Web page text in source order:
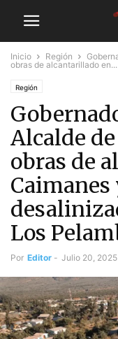
Inicio Región
obras de alcantarillado en...
Región
Alcalde
obras de
Los
Por Editor - Julio 20, 2025